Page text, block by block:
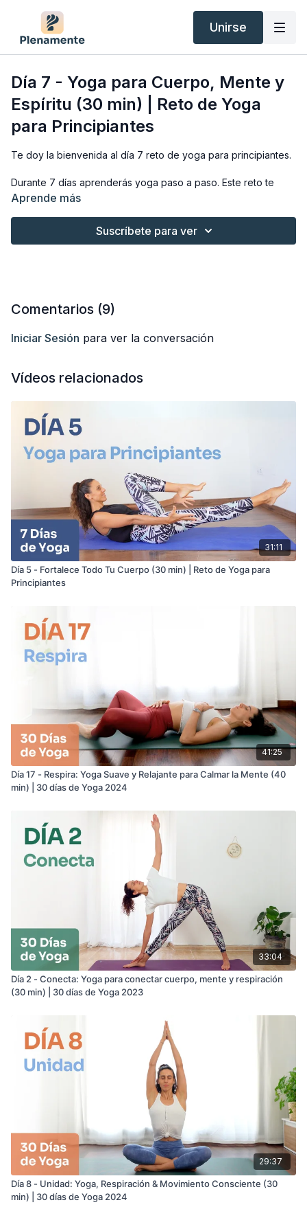
Unirse
Día 7 - Yoga para Cuerpo, Mente y
Espíritu (30 min) | Reto de Yoga
para Principiantes
Te doy la bienvenida al día 7 reto de yoga para principiantes.
Durante 7 días aprenderás yoga paso a paso. Este reto te
servirá como iniciación al yoga si acabas de empezar y
Recibe consejos y herramientas para tu práctica por email,
Aprende más
Suscríbete para ver
Comentarios (9)
Iniciar Sesión para ver la conversación
Vídeos relacionados
31:11
Día 5 - Fortalece Todo Tu Cuerpo (30 min) | Reto de Yoga para
Principiantes
41:25
Día 17 - Respira: Yoga Suave y Relajante para Calmar la Mente (40
min) | 30 días de Yoga 2024
33:04
Día 2 - Conecta: Yoga para conectar cuerpo, mente y respiración
(30 min) | 30 días de Yoga 2023
29:37
Día 8 - Unidad: Yoga, Respiración & Movimiento Consciente (30
min) | 30 días de Yoga 2024